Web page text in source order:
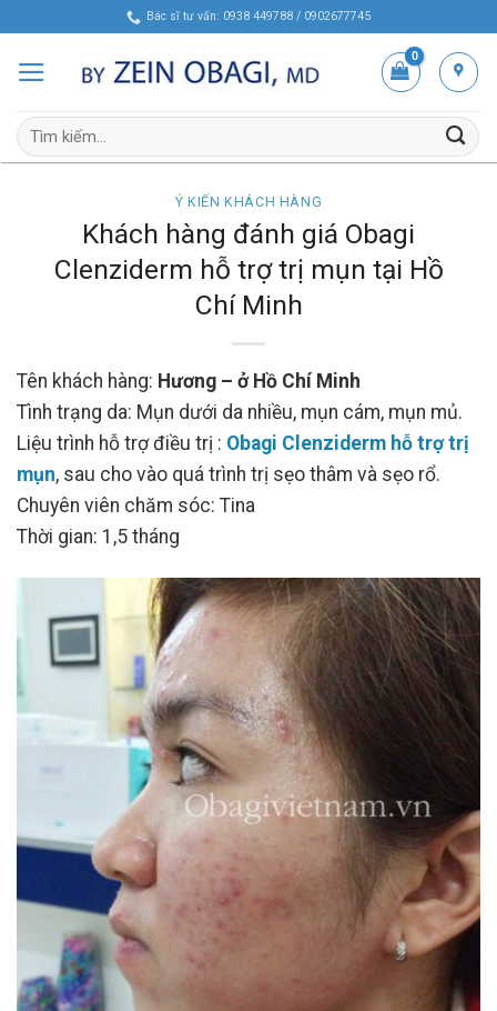
content
Bác sĩ tư vấn: 0938 449788 / 0902677745
Tìm
kiếm:
Ý KIẾN KHÁCH HÀNG
Khách hàng đánh giá Obagi
Clenziderm hỗ trợ trị mụn tại Hồ
Chí Minh
Tên khách hàng: Hương – ở Hồ Chí Minh
Tình trạng da: Mụn dưới da nhiều, mụn cám, mụn mủ.
Liệu trình hỗ trợ điều trị : Obagi Clenziderm hỗ trợ trị
mụn, sau cho vào quá trình trị sẹo thâm và sẹo rổ.
Chuyên viên chăm sóc: Tina
Thời gian: 1,5 tháng